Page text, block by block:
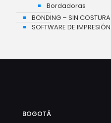
Bordadoras
BONDING – SIN COSTURA
SOFTWARE DE IMPRESIÓN
BOGOTÁ